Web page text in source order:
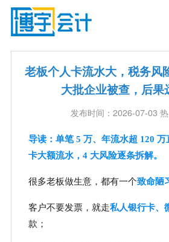
老板个人卡流水大，税务风
大批企业被查，后果
发布时间：2026-07-03
导读：单笔 5 万、年流水超 120
卡大额流水，4 大风险逐条拆解。
很多老板做生意，都有一个致命陋
客户不要发票，就走私人银行卡、
款；